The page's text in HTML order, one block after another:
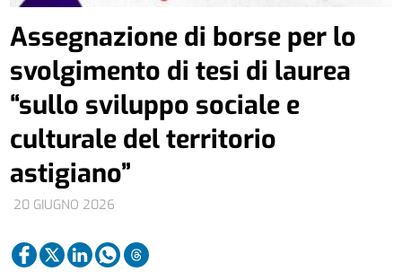
20 GIUGNO 2026
Assegnazione di borse per lo
svolgimento di tesi di laurea
“sullo sviluppo sociale e
culturale del territorio
astigiano”